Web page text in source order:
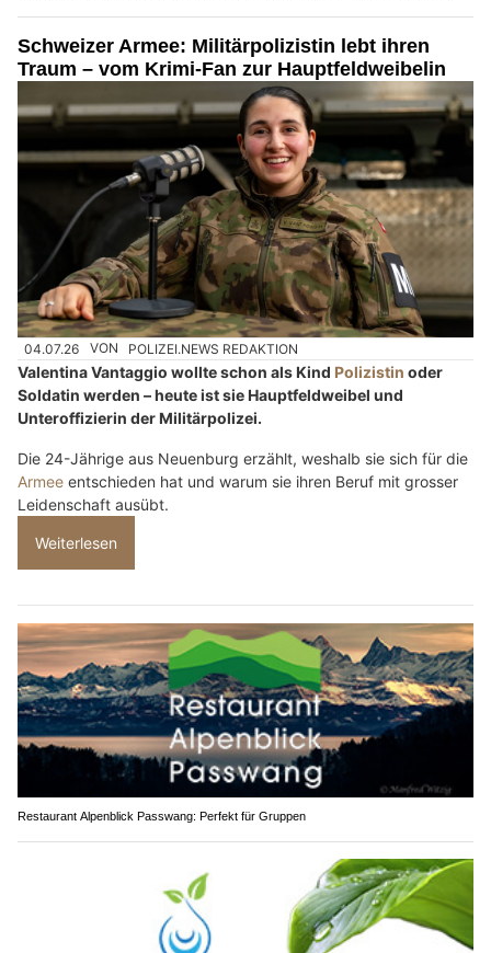
Schweizer Armee: Militärpolizistin lebt ihren
Traum – vom Krimi-Fan zur Hauptfeldweibelin
04.07.26 VON POLIZEI.NEWS REDAKTION
Valentina Vantaggio wollte schon als Kind Polizistin oder
Soldatin werden – heute ist sie Hauptfeldweibel und
Unteroffizierin der Militärpolizei.
Die 24-Jährige aus Neuenburg erzählt, weshalb sie sich für die
Armee entschieden hat und warum sie ihren Beruf mit grosser
Leidenschaft ausübt.
Weiterlesen
Restaurant Alpenblick Passwang: Perfekt für Gruppen